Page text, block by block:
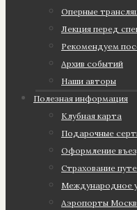
Оперные
Лекция перед
Рекомендуем
Архив событий
Наши авторы
Полезная информация
Клубная карта
Подарочные
Оформление
Страхование
Международное
Аэропорты